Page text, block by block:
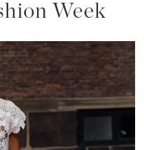
Week